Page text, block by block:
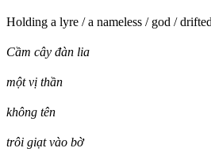
Holding a lyre / a nameless / god /
Cầm cây đàn lia
một vị thần
không tên
trôi giạt vào bờ